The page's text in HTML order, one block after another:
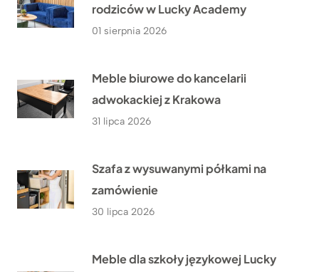
rodziców w Lucky Academy
01 sierpnia 2026
Meble biurowe do kancelarii
adwokackiej z Krakowa
31 lipca 2026
Szafa z wysuwanymi półkami na
zamówienie
30 lipca 2026
Meble dla szkoły językowej Lucky